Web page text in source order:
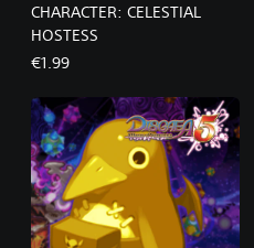
CHARACTER: CELESTIAL
HOSTESS
€1.99